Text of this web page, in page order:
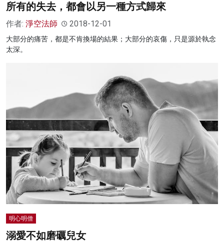
所有的失去，都會以另一種方式歸來
作者: 淨空法師 2018-12-01
大部分的痛苦，都是不肯換場的結果；大部分的哀傷，只是源於執念
太深。
明心明僧
溺愛不如磨礪兒女